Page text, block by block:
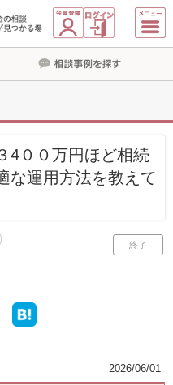
4００万円ほど相続
な運用方法を教えて
終了
2026/06/01